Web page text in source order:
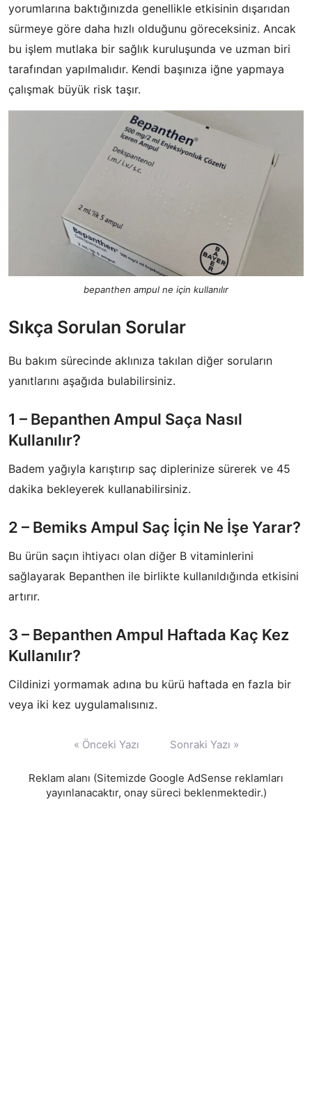
yorumlarına baktığınızda genellikle etkisinin dışarıdan
sürmeye göre daha hızlı olduğunu göreceksiniz. Ancak
bu işlem mutlaka bir sağlık kuruluşunda ve uzman biri
tarafından yapılmalıdır. Kendi başınıza iğne yapmaya
çalışmak büyük risk taşır.
bepanthen ampul ne için kullanılır
​Sıkça Sorulan Sorular
Bu bakım sürecinde aklınıza takılan diğer soruların
yanıtlarını aşağıda bulabilirsiniz.
​1 – Bepanthen Ampul Saça Nasıl
Kullanılır?
Badem yağıyla karıştırıp saç diplerinize sürerek ve 45
dakika bekleyerek kullanabilirsiniz.
​2 – Bemiks Ampul Saç İçin Ne İşe Yarar?
Bu ürün saçın ihtiyacı olan diğer B vitaminlerini
sağlayarak Bepanthen ile birlikte kullanıldığında etkisini
artırır.
​3 – Bepanthen Ampul Haftada Kaç Kez
Kullanılır?
Cildinizi yormamak adına bu kürü haftada en fazla bir
veya iki kez uygulamalısınız.
« Önceki Yazı Sonraki Yazı »
Reklam alanı (Sitemizde Google AdSense reklamları
yayınlanacaktır, onay süreci beklenmektedir.)